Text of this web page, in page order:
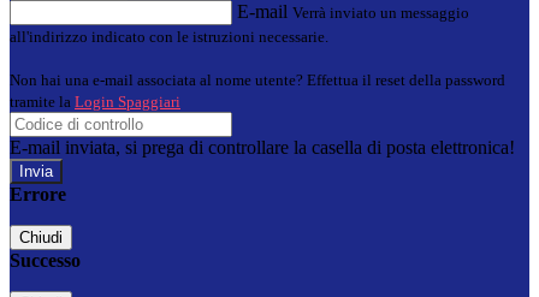
E-mail Verrà inviato un messaggio
all'indirizzo indicato con le istruzioni necessarie.
Non hai una e-mail associata al nome utente? Effettua il reset della password
tramite la Login Spaggiari
E-mail inviata, si prega di controllare la casella di posta elettronica!
Errore
Chiudi
Successo